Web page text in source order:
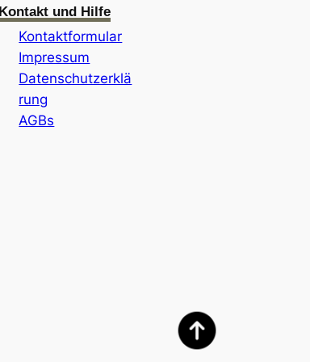
Kontakt und Hilfe
Kontaktformular
Impressum
Datenschutzerklä
rung
AGBs